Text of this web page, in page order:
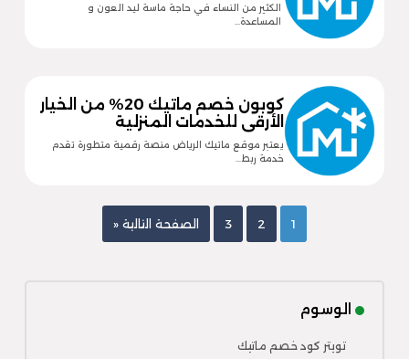
الكثير من النساء في حاجة ماسة ليد العون و
المساعدة…
كوبون خصم ماتيك 20% من الخيار
الأرقى للخدمات المنزلية
يعتبر موقع ماتيك الرياض منصة رقمية متطورة تقدم
خدمة ربط…
1
2
3 الصفحة التالية «
الوسوم
تويتر كود خصم ماتيك